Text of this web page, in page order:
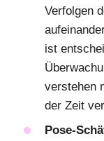
Verfolgen
ist
verstehen
der Zeit
Pose-